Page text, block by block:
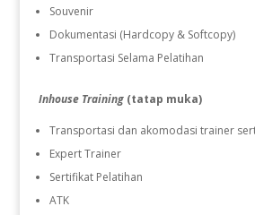
Souvenir
Dokumentasi (Hardcopy & Softcopy)
Transportasi Selama Pelatihan
Inhouse Training (tatap muka)
Transportasi dan akomodasi trainer
Expert Trainer
Sertifikat Pelatihan
ATK